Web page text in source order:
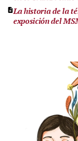
La historia de la
exposición del